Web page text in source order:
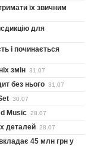
їх звичним
для
і починається
змін 31.07
без нього 31.07
30.07
Music 28.07
деталей 28.07
45 млн грн у